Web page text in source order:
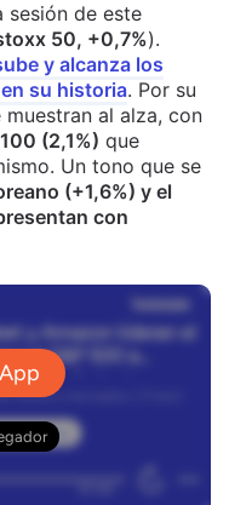
sesión de este
50, +0,7%).
y alcanza los
su historia. Por su
al alza, con
(2,1%) que
Un tono que se
(+1,6%) y el
con